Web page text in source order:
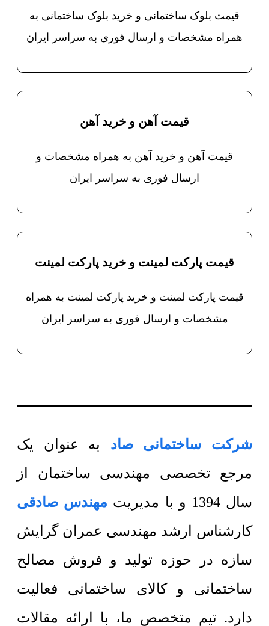
قیمت بلوک ساختمانی و خرید بلوک ساختمانی به
همراه مشخصات و ارسال فوری به سراسر ایران
قیمت آهن و خرید آهن
قیمت آهن و خرید آهن به همراه مشخصات و
ارسال فوری به سراسر ایران
قیمت پارکت لمینت و خرید پارکت لمینت
قیمت پارکت لمینت و خرید پارکت لمینت به همراه
مشخصات و ارسال فوری به سراسر ایران
شرکت ساختمانی صاد به عنوان یک
مرجع تخصصی مهندسی ساختمان از
سال 1394 و با مدیریت
مهندس صادقی
کارشناس ارشد مهندسی عمران گرایش
سازه در حوزه تولید و فروش مصالح
ساختمانی و کالای ساختمانی فعالیت
دارد. تیم متخصص ما، با ارائه مقالات